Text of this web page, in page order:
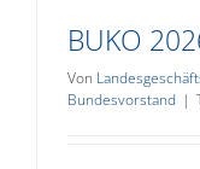
BUKO
Von
Bundesvorstand |